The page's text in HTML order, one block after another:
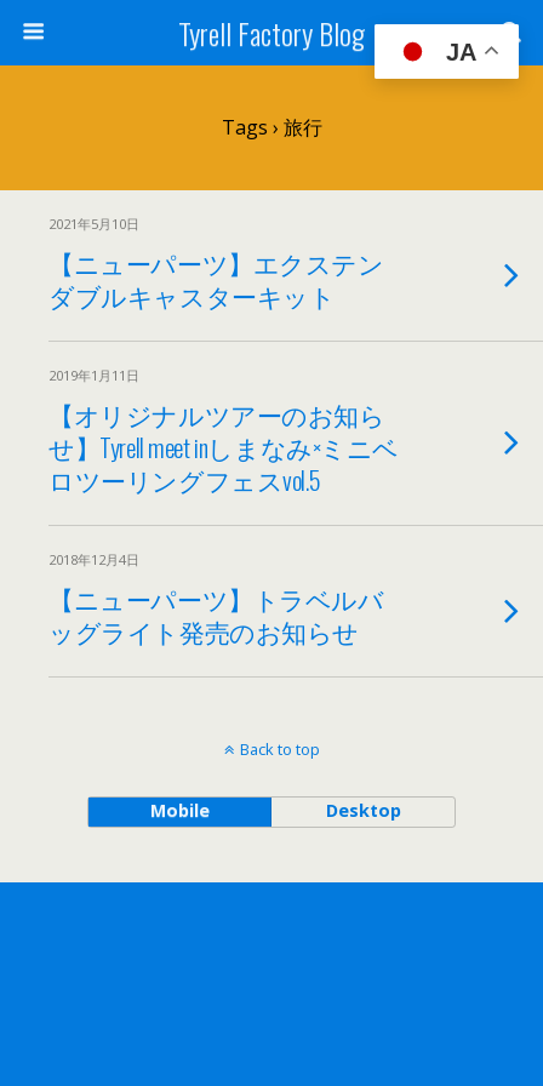
Tyrell Factory Blog
Tags › 旅行
2021年5月10日
【ニューパーツ】エクステン
ダブルキャスターキット
2019年1月11日
【オリジナルツアーのお知ら
せ】Tyrell meet inしまなみ×ミニベ
ロツーリングフェスvol.5
2018年12月4日
【ニューパーツ】トラベルバ
ッグライト発売のお知らせ
Back to top
Mobile Desktop
JA